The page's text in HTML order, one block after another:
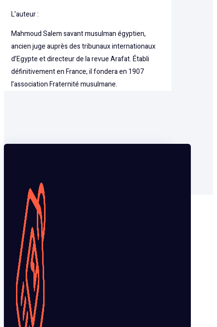
L’auteur :
Mahmoud Salem savant musulman égyptien,
ancien juge auprès des tribunaux internationaux
d’Egypte et directeur de la revue Arafat. Établi
définitivement en France, il fondera en 1907
l’association Fraternité musulmane.